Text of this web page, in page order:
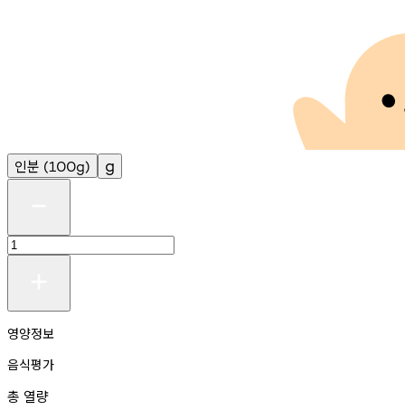
인분 (100g) g
영양정보
음식평가
총 열량